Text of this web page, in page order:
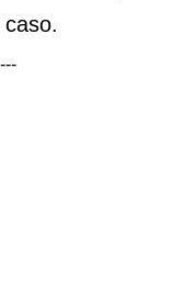
caso.
---